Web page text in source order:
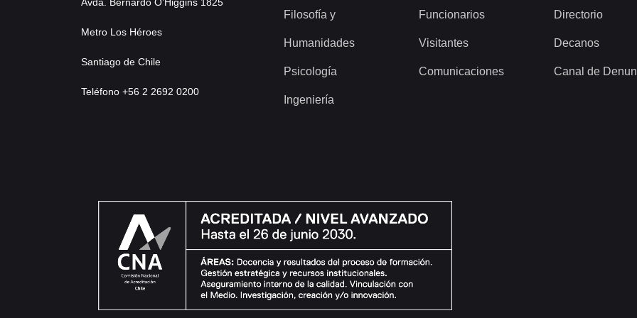
Avda. Bernardo O’Higgins 1825
Metro Los Héroes
Santiago de Chile
Teléfono +56 2 2692 0200
Filosofía y
Humanidades
Psicología
Ingeniería
Funcionarios
Visitantes
Comunicaciones
Directorio
Decanos
Canal de